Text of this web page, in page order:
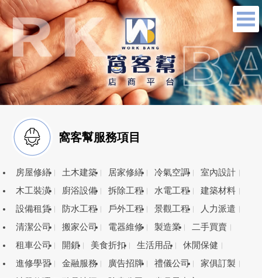
窩客幫服務項目
房屋修繕 土木建築 居家修繕 冷氣空調
室內設計
木工裝潢
廚浴設備 拆除工程 水電工程
建築材料
設備租賃
防水工程 戶外工程 景觀工程
人力派遣
清潔公司
搬家公司 電器維修 製造業
二手買賣
租車公司
開鎖 美食折扣 生活用品
休閒保健
進修學習
金融服務 廣告招牌 禮儀公司
家俱訂製